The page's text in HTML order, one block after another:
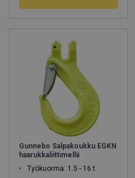
Gunnebo Salpakoukku EGKN
haarukkaliittimellä
Työkuorma: 1.5 - 16 t